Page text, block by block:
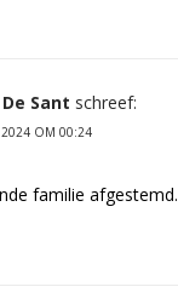
Sant schreef:
2024 OM 00:24
familie afgestemd.